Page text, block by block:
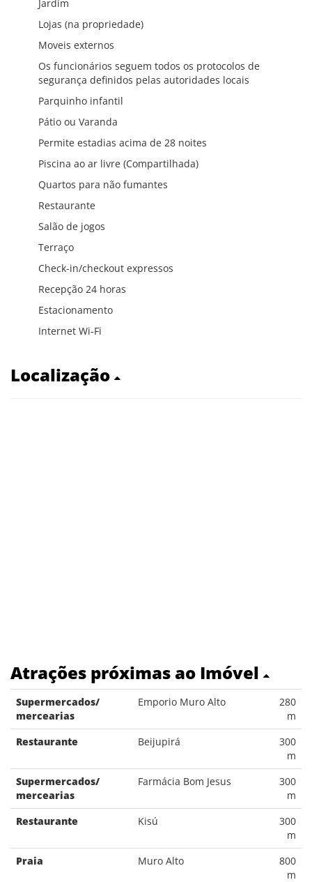
Jardim
Lojas (na propriedade)
Moveis externos
Os funcionários seguem todos os protocolos de
segurança definidos pelas autoridades locais
Parquinho infantil
Pátio ou Varanda
Permite estadias acima de 28 noites
Piscina ao ar livre (Compartilhada)
Quartos para não fumantes
Restaurante
Salão de jogos
Terraço
Check-in/checkout expressos
Recepção 24 horas
Estacionamento
Internet Wi-Fi
Localização
Atrações próximas ao Imóvel
Supermercados/
mercearias
Emporio Muro Alto
280
m
Restaurante
Beijupirá
300
m
Supermercados/
mercearias
Farmácia Bom Jesus
300
m
Restaurante
Kisú
300
m
Praia
Muro Alto
800
m